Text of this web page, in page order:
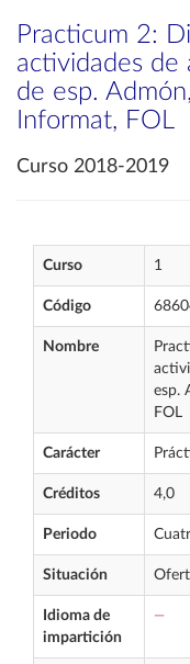
Practicum 2:
actividades de
de esp.
Informat, FOL
Curso 2018-2019
Curso 1
Código
Nombre
esp.
FOL
Carácter
Créditos 4,0
Periodo
Situación
Idioma de
impartición
—